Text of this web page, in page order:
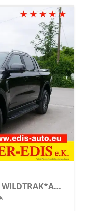
EcoBlue WILDTRAK Double 2.0 WILDTRAK*AHK*NAVI*LED*PDC*KAMERA*TEMPOMAT*SHZ*KLIMA